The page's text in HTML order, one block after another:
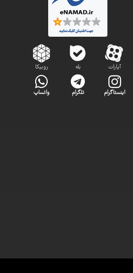
آپارات بله روبیکا
اینستاگرام تلگرام واتساپ